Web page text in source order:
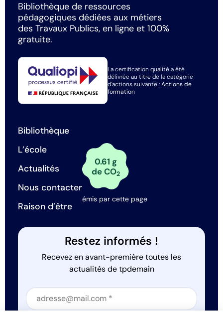
Bibliothèque de ressources
pédagogiques dédiées aux métiers
des Travaux Publics, en ligne et 100%
gratuite.
La certification qualité a été
délivrée au titre de la catégorie
d'actions suivante :Actions de
formation
Bibliothèque
L’école
Actualités
Nous contacter
Raison d’être
0.61 g
de CO2
émis par cette page
Restez informés !
Recevez en avant-première toutes les
actualités de tpdemain
Section